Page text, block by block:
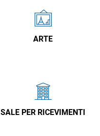
ARTE
SALE PER RICEVIMENTI